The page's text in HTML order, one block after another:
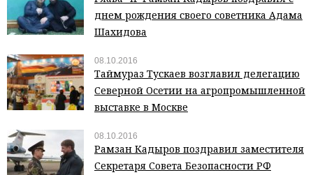
днем рождения своего советника Адама
Шахидова
08.10.2016
Таймураз Тускаев возглавил делегацию
Северной Осетии на агропромышленной
выставке в Москве
08.10.2016
Рамзан Кадыров поздравил заместителя
Секретаря Совета Безопасности РФ